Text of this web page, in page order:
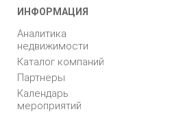
ИНФОРМАЦИЯ
Аналитика
недвижимости
Каталог компаний
Партнеры
Календарь
мероприятий